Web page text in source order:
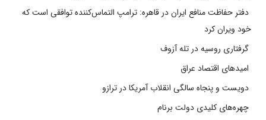
دفتر حفاظت منافع ایران در قاهره: ترامپ التماس‌کننده توافقی است که
خود ویران کرد
گرفتاری روسیه در تله آزوف
امیدهای اقتصاد عراق
دویست و پنجاه سالگی انقلاب آمریکا در ترازو
چهره‌های کلیدی دولت برنام